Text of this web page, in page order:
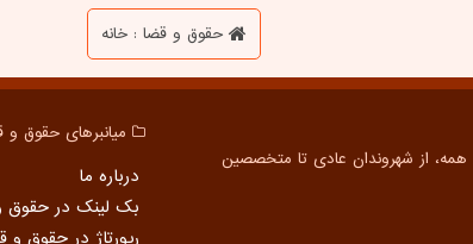
حقوق و قضا : خانه
میانبرهای حقوق و
درباره ما
بک لینک در حقوق
رپورتاژ در حقوق و